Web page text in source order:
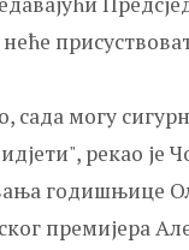
неће
могу
рекао је
годишњице
премијера